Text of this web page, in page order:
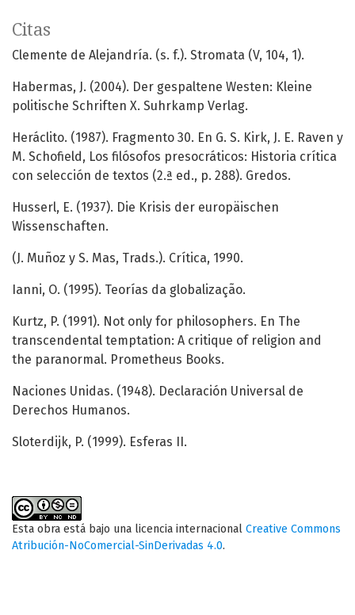
Citas
Clemente de Alejandría. (s. f.). Stromata (V, 104, 1).
Habermas, J. (2004). Der gespaltene Westen: Kleine
politische Schriften X. Suhrkamp Verlag.
Heráclito. (1987). Fragmento 30. En G. S. Kirk, J. E. Raven y
M. Schofield, Los filósofos presocráticos: Historia crítica
con selección de textos (2.ª ed., p. 288). Gredos.
Husserl, E. (1937). Die Krisis der europäischen
Wissenschaften.
(J. Muñoz y S. Mas, Trads.). Crítica, 1990.
Ianni, O. (1995). Teorías da globalização.
Kurtz, P. (1991). Not only for philosophers. En The
transcendental temptation: A critique of religion and
the paranormal. Prometheus Books.
Naciones Unidas. (1948). Declaración Universal de
Derechos Humanos.
Sloterdijk, P. (1999). Esferas II.
Esta obra está bajo una licencia internacional Creative Commons
Atribución-NoComercial-SinDerivadas 4.0.